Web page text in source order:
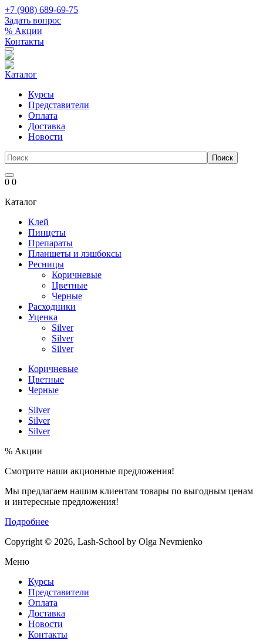
+7 (908) 689-69-75
Задать вопрос
% Акции
Контакты
Каталог
Курсы
Представители
Оплата
Доставка
Новости
0 0
Каталог
Клей
Пинцеты
Препараты
Планшеты и лэшбоксы
Ресницы
Коричневые
Цветные
Черные
Расходники
Уценка
Silver
Silver
Silver
Коричневые
Цветные
Черные
Silver
Silver
Silver
% Акции
Смотрите наши акционные предложения!
Мы предлагаем нашим клиентам товары по выгодным ценам
и интересные предложения!
Подробнее
Copyright © 2026, Lash-School by Olga Nevmienko
Меню
Курсы
Представители
Оплата
Доставка
Новости
Контакты